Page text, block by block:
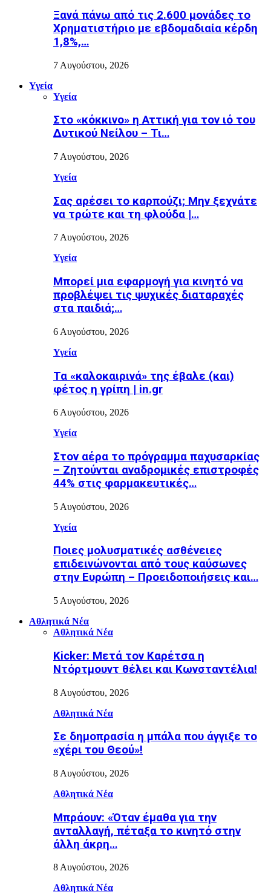
Ξανά πάνω από τις 2.600 μονάδες το
Χρηματιστήριο με εβδομαδιαία κέρδη
1,8%,…
7 Αυγούστου, 2026
Υγεία
Υγεία
Στο «κόκκινο» η Αττική για τον ιό του
Δυτικού Νείλου – Τι…
7 Αυγούστου, 2026
Υγεία
Σας αρέσει το καρπούζι; Μην ξεχνάτε
να τρώτε και τη φλούδα |…
7 Αυγούστου, 2026
Υγεία
Μπορεί μια εφαρμογή για κινητό να
προβλέψει τις ψυχικές διαταραχές
στα παιδιά;…
6 Αυγούστου, 2026
Υγεία
Τα «καλοκαιρινά» της έβαλε (και)
φέτος η γρίπη | in.gr
6 Αυγούστου, 2026
Υγεία
Στον αέρα το πρόγραμμα παχυσαρκίας
– Ζητούνται αναδρομικές επιστροφές
44% στις φαρμακευτικές…
5 Αυγούστου, 2026
Υγεία
Ποιες μολυσματικές ασθένειες
επιδεινώνονται από τους καύσωνες
στην Ευρώπη – Προειδοποιήσεις και…
5 Αυγούστου, 2026
Αθλητικά Νέα
Αθλητικά Νέα
Kicker: Μετά τον Καρέτσα η
Ντόρτμουντ θέλει και Κωνσταντέλια!
8 Αυγούστου, 2026
Αθλητικά Νέα
Σε δημοπρασία η μπάλα που άγγιξε το
«χέρι του Θεού»!
8 Αυγούστου, 2026
Αθλητικά Νέα
Μπράουν: «Όταν έμαθα για την
ανταλλαγή, πέταξα το κινητό στην
άλλη άκρη…
8 Αυγούστου, 2026
Αθλητικά Νέα